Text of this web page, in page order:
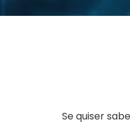
geração, leva seu Wi-Fi
Se quiser